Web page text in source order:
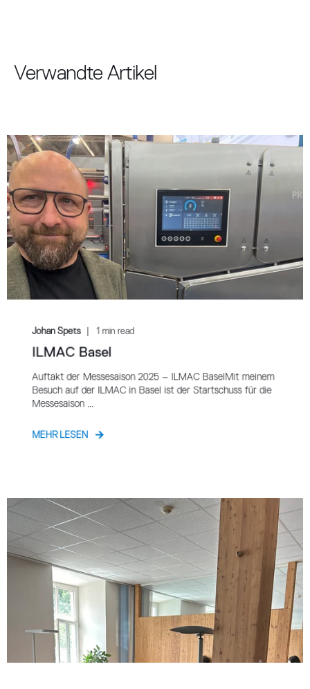
Verwandte Artikel
Johan Spets 1 min read
ILMAC Basel
Auftakt der Messesaison 2025 – ILMAC BaselMit meinem
Besuch auf der ILMAC in Basel ist der Startschuss für die
Messesaison ...
MEHR LESEN